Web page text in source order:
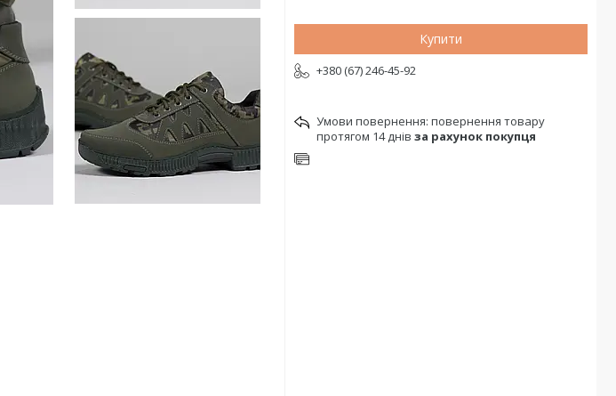
Купити
+380 (67) 246-45-92
повернення товару
протягом 14 днів за рахунок покупця